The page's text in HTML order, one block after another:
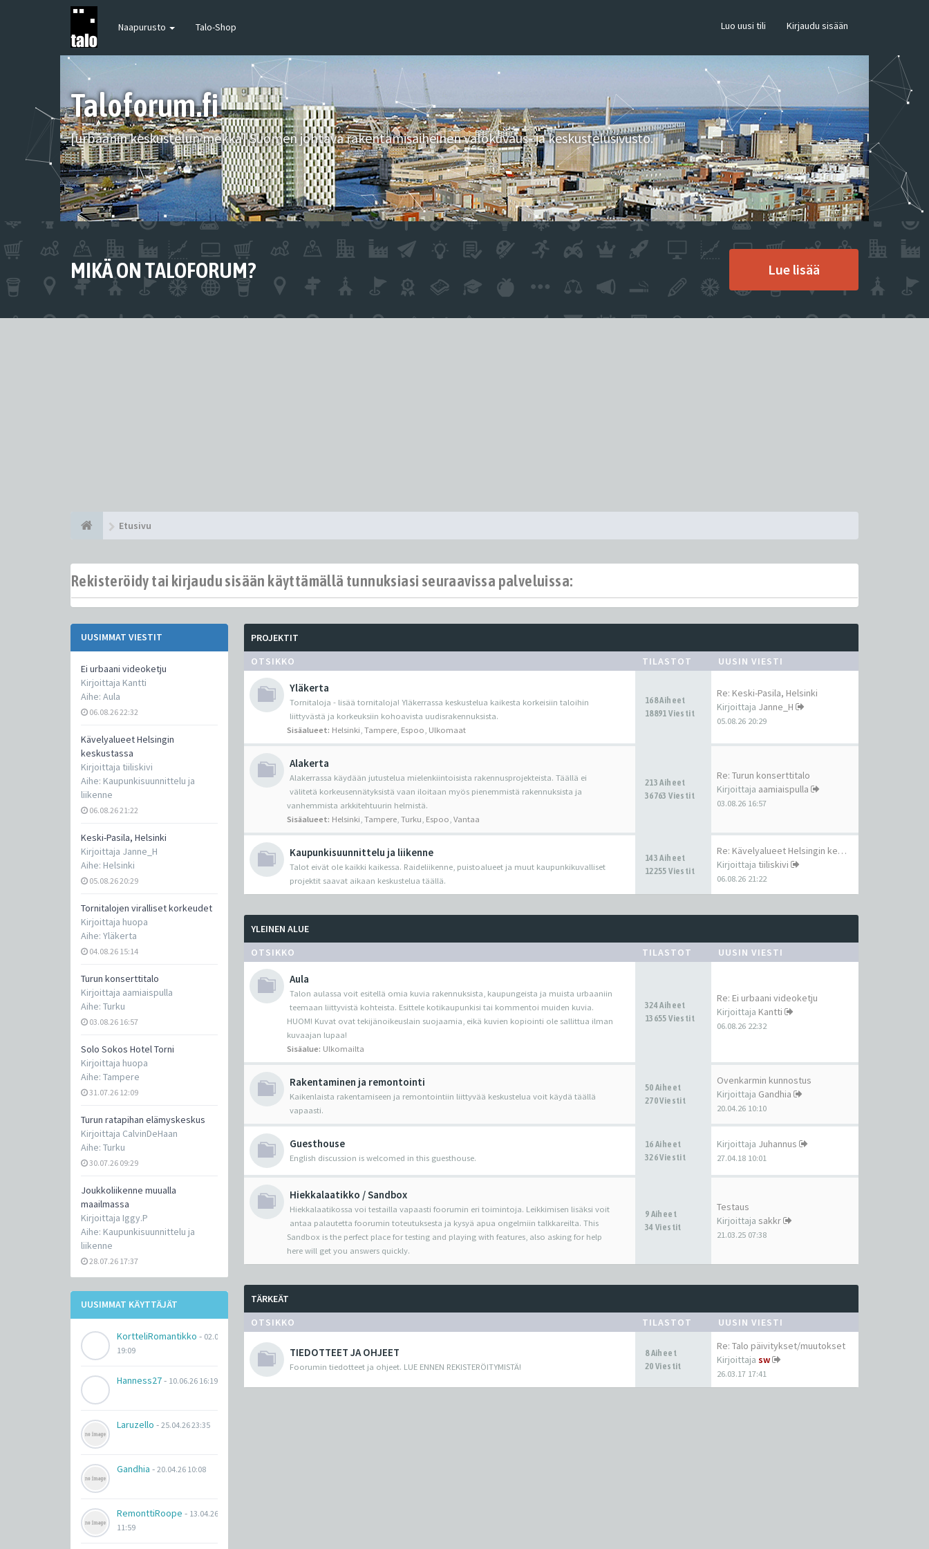
Naapurusto Talo-Shop Luo uusi tili Kirjaudu sisään
Taloforum.fi
[urbaanin keskustelun mekka] Suomen johtava rakentamisaiheinen valokuvaus- ja keskustelusivusto.
MIKÄ ON TALOFORUM? Lue lisää
Etusivu
Rekisteröidy tai kirjaudu sisään käyttämällä tunnuksiasi seuraavissa palveluissa:
UUSIMMAT VIESTIT
Ei urbaani videoketju
Kirjoittaja Kantti
Aihe: Aula
06.08.26 22:32
Kävelyalueet Helsingin
keskustassa
Kirjoittaja tiiliskivi
Aihe: Kaupunkisuunnittelu ja
liikenne
06.08.26 21:22
Keski-Pasila, Helsinki
Kirjoittaja Janne_H
Aihe: Helsinki
05.08.26 20:29
Tornitalojen viralliset korkeudet
Kirjoittaja huopa
Aihe: Yläkerta
04.08.26 15:14
Turun konserttitalo
Kirjoittaja aamiaispulla
Aihe: Turku
03.08.26 16:57
Solo Sokos Hotel Torni
Kirjoittaja huopa
Aihe: Tampere
31.07.26 12:09
Turun ratapihan elämyskeskus
Kirjoittaja CalvinDeHaan
Aihe: Turku
30.07.26 09:29
Joukkoliikenne muualla
maailmassa
Kirjoittaja Iggy.P
Aihe: Kaupunkisuunnittelu ja
liikenne
28.07.26 17:37
UUSIMMAT KÄYTTÄJÄT
KortteliRomantikko - 02.07.26
19:09
Hanness27- 10.06.26 16:19
Laruzello - 25.04.26 23:35
Gandhia - 20.04.26 10:08
RemonttiRoope - 13.04.26
11:59
PROJEKTIT
OTSIKKO
TILASTOT UUSIN VIESTI
Yläkerta
Tornitaloja - lisää tornitaloja! Yläkerrassa keskustelua kaikesta korkeisiin taloihin
liittyvästä ja korkeuksiin kohoavista uudisrakennuksista.
Sisäalueet: Helsinki Tampere, Espoo Ulkomaat
168 Aiheet
18891 Viestit
Re: Keski-Pasila, Helsinki
Kirjoittaja Janne_H
05.08.26 20:29
Alakerta
Alakerrassa käydään jutustelua mielenkiintoisista rakennusprojekteista. Täällä ei
välitetä korkeusennätyksistä vaan iloitaan myös pienemmistä rakennuksista ja
vanhemmista arkkitehtuurin helmistä.
Sisäalueet: Helsinki Tampere, Turku Espoo Vantaa
213 Aiheet
36763 Viestit
Re: Turun konserttitalo
Kirjoittaja aamiaispulla
03.08.26 16:57
Kaupunkisuunnittelu ja liikenne
Talot eivät ole kaikki kaikessa. Raideliikenne, puistoalueet ja muut kaupunkikuvalliset
projektit saavat aikaan keskustelua täällä.
143 Aiheet
12255 Viestit
Re: Kävelyalueet Helsingin ke…
Kirjoittaja tiiliskivi
06.08.26 21:22
YLEINEN ALUE
OTSIKKO
TILASTOT UUSIN VIESTI
Aula
Talon aulassa voit esitellä omia kuvia rakennuksista, kaupungeista ja muista urbaaniin
teemaan liittyvistä kohteista. Esittele kotikaupunkisi tai kommentoi muiden kuvia.
HUOM! Kuvat ovat tekijänoikeuslain suojaamia, eikä kuvien kopiointi ole sallittua ilman
kuvaajan lupaa!
Sisäalue: Ulkomailta
324 Aiheet
13655 Viestit
Re: Ei urbaani videoketju
Kirjoittaja Kantti
06.08.26 22:32
Rakentaminen ja remontointi
Kaikenlaista rakentamiseen ja remontointiin liittyvää keskustelua voit käydä täällä
vapaasti.
50 Aiheet
270 Viestit
Ovenkarmin kunnostus
Kirjoittaja Gandhia
20.04.26 10:10
Guesthouse
English discussion is welcomed in this guesthouse.
16 Aiheet
326 Viestit
Kirjoittaja Juhannus
27.04.18 10:01
Hiekkalaatikko / Sandbox
Hiekkalaatikossa voi testailla vapaasti foorumin eri toimintoja. Leikkimisen lisäksi voit
antaa palautetta foorumin toteutuksesta ja kysyä apua ongelmiin talkkareilta. This
Sandbox is the perfect place for testing and playing with features, also asking for help
here will get you answers quickly.
9 Aiheet
34 Viestit
Testaus
Kirjoittaja sakkr
21.03.25 07:38
TÄRKEÄT
OTSIKKO
TILASTOT UUSIN VIESTI
TIEDOTTEET JA OHJEET
Foorumin tiedotteet ja ohjeet. LUE ENNEN REKISTERÖITYMISTÄ!
8 Aiheet
20 Viestit
Re: Talo päivitykset/muutokset
Kirjoittaja sw
26.03.17 17:41